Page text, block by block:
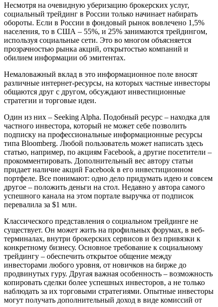
Несмотря на очевидную уберизацию брокерских услуг,
социальный трейдинг в России только начинает набирать
обороты. Если в России в фондовый рынок вовлечено 1,5%
населения, то в США – 55%, и 25% занимаются трейдингом,
используя социальные сети. Это во многом объясняется
прозрачностью рынка акций, открытостью компаний и
обилием информации об эмитентах.
Немаловажный вклад в это информационное поле вносят
различные интернет-ресурсы, на которых частные инвесторы
общаются друг с другом, обсуждают инвестиционные
стратегии и торговые идеи.
Один из них – Seeking Alpha. Подобный ресурс – находка для
частного инвестора, который не может себе позволить
подписку на профессиональные информационные ресурсы
типа Bloomberg. Любой пользователь может написать здесь
статью, например, по акциям Facebook, а другие посетители –
прокомментировать. Дополнительный вес автору статьи
придает наличие акций Facebook в его инвестиционном
портфеле. Все понимают: одно дело придумать идею и совсем
другое – положить деньги на стол. Недавно у автора самого
успешного канала на этом портале выручка от подписок
перевалила за $1 млн.
Классического представления о социальном трейдинге не
существует. Он может жить на профильных форумах, в веб-
терминалах, внутри брокерских сервисов и без привязки к
конкретному бизнесу. Основное требование к социальному
трейдингу – обеспечить открытое общение между
инвесторами любого уровня, от новичков на бирже до
продвинутых гуру. Другая важная особенность – возможность
копировать сделки более успешных инвесторов, а не только
наблюдать за их торговыми стратегиями. Опытные инвесторы
могут получать дополнительный доход в виде комиссий от